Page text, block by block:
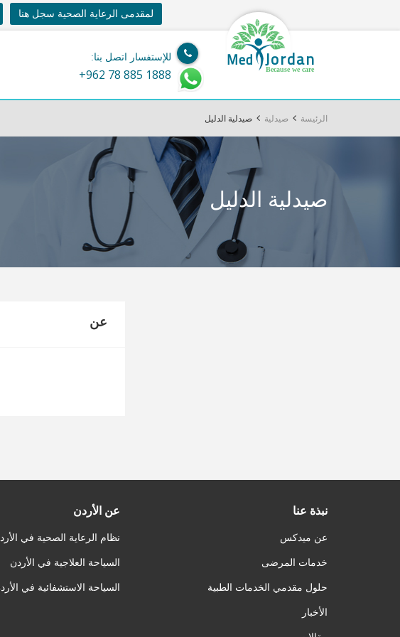
لمقدمى الرعاية الصحية سجل هنا
Med Jordan
Because we care
للإستفسار اتصل بنا:
+962 78 885 1888
الرئيسة صيدلية صيدلية الدليل
صيدلية الدليل
عن
نبذة عنا
عن ميدكس
خدمات المرضى
حلول مقدمي الخدمات الطبية
الأخبار
عن الأردن
نظام الرعاية الصحية في
السياحة العلاجية في الأردن
السياحة الاستشفائية في